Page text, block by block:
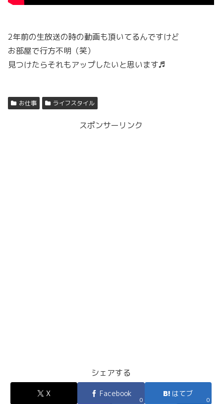
2年前の生放送の時の動画も頂いてるんですけど
お部屋で行方不明（笑）
見つけたらそれもアップしたいと思います♬
お仕事 ライフスタイル
スポンサーリンク
シェアする
X Facebook
0
はてブ
0